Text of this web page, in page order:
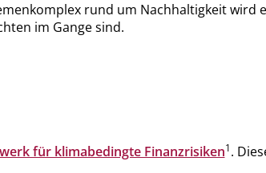
rund um Nachhaltigkeit
im Gange sind.
für klimabedingte Finanzrisiken1.